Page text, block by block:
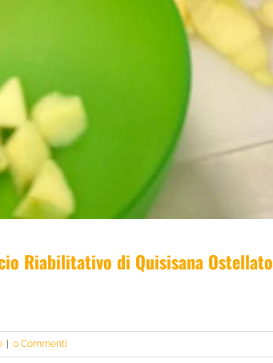
Riabilitativo di Quisisana Ostellato
| 0 Commenti